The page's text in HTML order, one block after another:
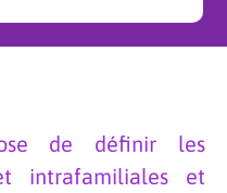
de définir les
intrafamiliales et